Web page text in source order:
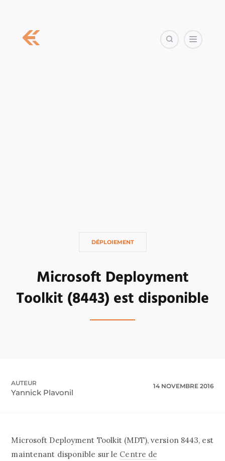
DÉPLOIEMENT
Microsoft Deployment
Toolkit (8443) est disponible
AUTEUR
Yannick Plavonil
14 NOVEMBRE 2016
Microsoft Deployment Toolkit (MDT), version 8443, est
maintenant disponible sur le Centre de